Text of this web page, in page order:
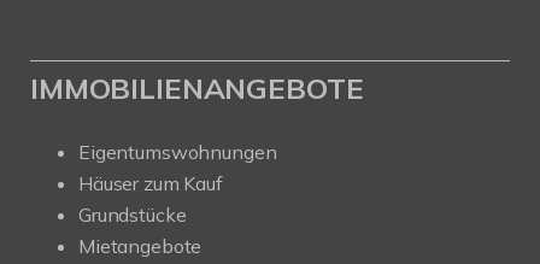
IMMOBILIENANGEBOTE
Eigentumswohnungen
Häuser zum Kauf
Grundstücke
Mietangebote